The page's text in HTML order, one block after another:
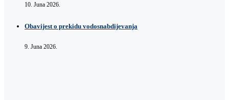
10. Juna 2026.
Obavijest o prekidu vodosnabdijevanja
9. Juna 2026.